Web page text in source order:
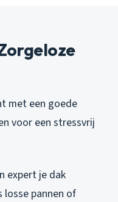
met een goede
voor een stressvrij
expert je dak
losse pannen of